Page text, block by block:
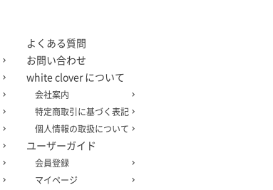
よくある質問
お問い合わせ
white clover について
会社案内
特定商取引に基づく表記
個人情報の取扱について
ユーザーガイド
会員登録
マイページ